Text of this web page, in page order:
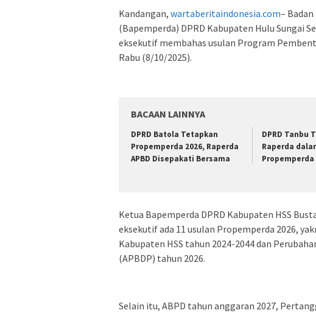
Kandangan, wartaberitaindonesia.com–
(Bapemperda) DPRD Kabupaten Hulu Sungai
eksekutif membahas usulan Program
Rabu (8/10/2025).
BACAAN LAINNYA
DPRD Batola Tetapkan
Propemperda 2026, Raperda
APBD Disepakati Bersama
DPRD Tanbu
Raperda
Propemperda
Ketua Bapemperda DPRD Kabupaten HSS
eksekutif ada 11 usulan Propemperda 2026,
Kabupaten HSS tahun 2024-2044 dan
(APBDP) tahun 2026.
Selain itu, ABPD tahun anggaran 2027,